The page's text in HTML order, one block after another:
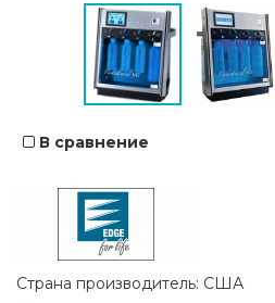
В сравнение
Страна производитель: США